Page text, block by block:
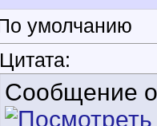
Цитата:
Сообщение